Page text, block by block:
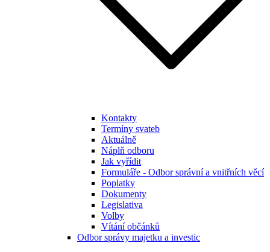
Kontakty
Termíny svateb
Aktuálně
Náplň odboru
Jak vyřídit
Formuláře - Odbor správní a vnitřních věcí
Poplatky
Dokumenty
Legislativa
Volby
Vítání občánků
Odbor správy majetku a investic